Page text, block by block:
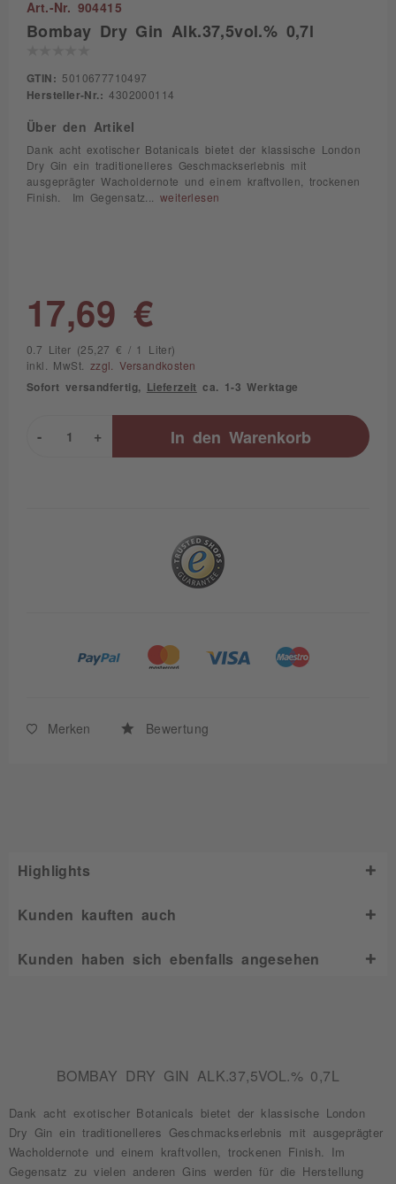
Art.-Nr. 904415
Bombay Dry Gin Alk.37,5vol.% 0,7l
GTIN: 5010677710497
Hersteller-Nr.: 4302000114
Über den Artikel
Dank acht exotischer Botanicals bietet der klassische London
Dry Gin ein traditionelleres Geschmackserlebnis mit
ausgeprägter Wacholdernote und einem kraftvollen, trockenen
Finish. Im Gegensatz... weiterlesen
17,69 €
0.7 Liter (25,27 € / 1 Liter)
inkl. MwSt. zzgl. Versandkosten
Sofort versandfertig, Lieferzeit ca. 1-3 Werktage
+
- In den Warenkorb
Merken Bewertung
Highlights
Kunden kauften auch
Kunden haben sich ebenfalls angesehen
BOMBAY DRY GIN ALK.37,5VOL.% 0,7L
Dank acht exotischer Botanicals bietet der klassische London
Dry Gin ein traditionelleres Geschmackserlebnis mit ausgeprägter
Wacholdernote und einem kraftvollen, trockenen Finish. Im
Gegensatz zu vielen anderen Gins werden für die Herstellung